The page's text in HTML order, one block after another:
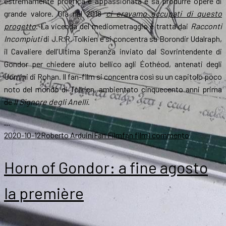
grande valore. Già nel 2018ci eravamo occupati di questo
progetto. La vicenda del mediometraggio è tratta dai Racconti
Incompiutidi J.R.R. Tolkien e si concentra su Borondir Udalraph,
il Cavaliere dell’Ultima Speranza inviato dal Sovrintendente di
Gondor per chiedere aiuto bellico agli Éothéod, antenati degli
Uomini di Rohan. Il fan-film si concentra così su un capitolo poco
noto del mondo di Tolkien, ambientato cinquecento anni prima
deIl Signore degli Anelli.
…
Scritto
2020-10-12Autore
Roberto ArduiniCategorie
Fan FilmTag
fan film1 commentosu
Horn
of
Gondor,
Horn of Gondor: a fine agosto
la première